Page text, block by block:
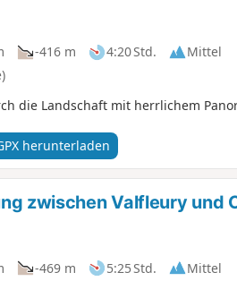
-416 m 4:20 Std.
Mittel
die Landschaft mit herrlichem
herunterladen
zwischen Valfleury und
-469 m 5:25 Std.
Mittel